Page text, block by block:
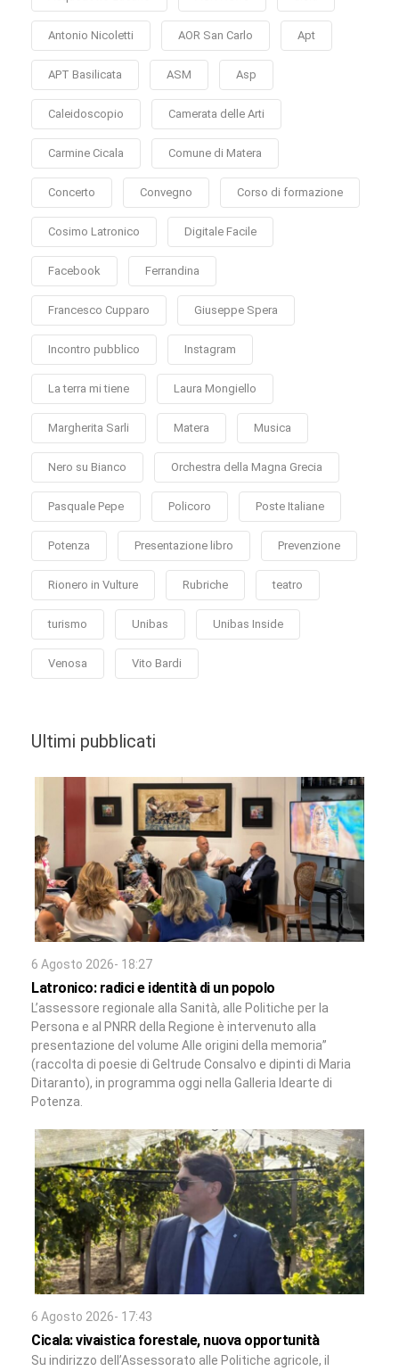
Antonio Nicoletti AOR San Carlo Apt
APT Basilicata ASM Asp
Caleidoscopio Camerata delle Arti
Carmine Cicala Comune di Matera
Concerto Convegno Corso di formazione
Cosimo Latronico Digitale Facile
Facebook Ferrandina
Francesco Cupparo Giuseppe Spera
Incontro pubblico Instagram
La terra mi tiene Laura Mongiello
Margherita Sarli Matera Musica
Nero su Bianco Orchestra della Magna Grecia
Pasquale Pepe Policoro Poste Italiane
Potenza Presentazione libro Prevenzione
Rionero in Vulture Rubriche teatro
turismo Unibas Unibas Inside
Venosa Vito Bardi
Ultimi pubblicati
6 Agosto 2026- 18:27
Latronico: radici e identità di un popolo
L’assessore regionale alla Sanità, alle Politiche per la
Persona e al PNRR della Regione è intervenuto alla
presentazione del volume Alle origini della memoria”
(raccolta di poesie di Geltrude Consalvo e dipinti di Maria
Ditaranto), in programma oggi nella Galleria Idearte di
Potenza.
6 Agosto 2026- 17:43
Cicala: vivaistica forestale, nuova opportunità
Su indirizzo dell’Assessorato alle Politiche agricole, il